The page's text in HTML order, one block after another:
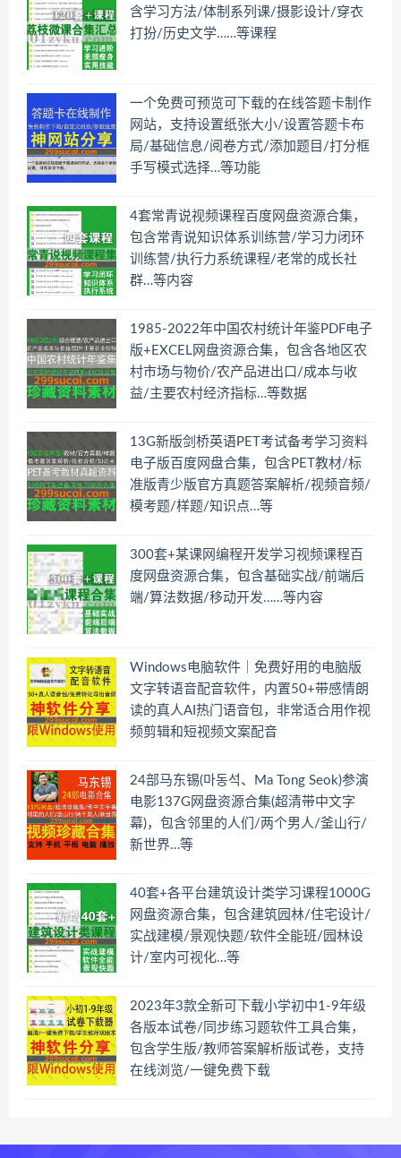
含学习方法/体制系列课/摄影设计/穿衣
打扮/历史文学……等课程
一个免费可预览可下载的在线答题卡制作
网站，支持设置纸张大小/设置答题卡布
局/基础信息/阅卷方式/添加题目/打分框
手写模式选择…等功能
4套常青说视频课程百度网盘资源合集，
包含常青说知识体系训练营/学习力闭环
训练营/执行力系统课程/老常的成长社
群…等内容
1985-2022年中国农村统计年鉴PDF电子
版+EXCEL网盘资源合集，包含各地区农
村市场与物价/农产品进出口/成本与收
益/主要农村经济指标…等数据
13G新版剑桥英语PET考试备考学习资料
电子版百度网盘合集，包含PET教材/标
准版青少版官方真题答案解析/视频音频/
模考题/样题/知识点…等
300套+某课网编程开发学习视频课程百
度网盘资源合集，包含基础实战/前端后
端/算法数据/移动开发……等内容
Windows电脑软件｜免费好用的电脑版
文字转语音配音软件，内置50+带感情朗
读的真人AI热门语音包，非常适合用作视
频剪辑和短视频文案配音
24部马东锡(마동석、Ma Tong Seok)参演
电影137G网盘资源合集(超清带中文字
幕)，包含邻里的人们/两个男人/釜山行/
新世界…等
40套+各平台建筑设计类学习课程1000G
网盘资源合集，包含建筑园林/住宅设计/
实战建模/景观快题/软件全能班/园林设
计/室内可视化…等
2023年3款全新可下载小学初中1-9年级
各版本试卷/同步练习题软件工具合集，
包含学生版/教师答案解析版试卷，支持
在线浏览/一键免费下载